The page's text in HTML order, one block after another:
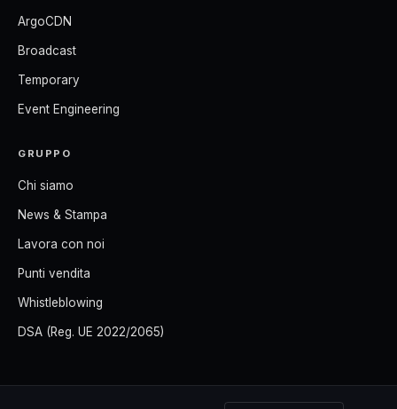
ArgoCDN
Broadcast
Temporary
Event Engineering
GRUPPO
Chi siamo
News & Stampa
Lavora con noi
Punti vendita
Whistleblowing
DSA (Reg. UE 2022/2065)